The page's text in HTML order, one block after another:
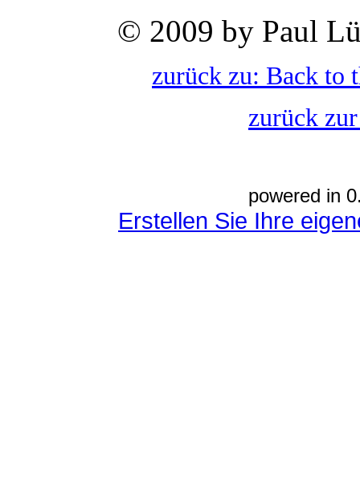
© 2009 by Paul
zurück zu: Back to
zurück
powered in
Erstellen Sie Ihre